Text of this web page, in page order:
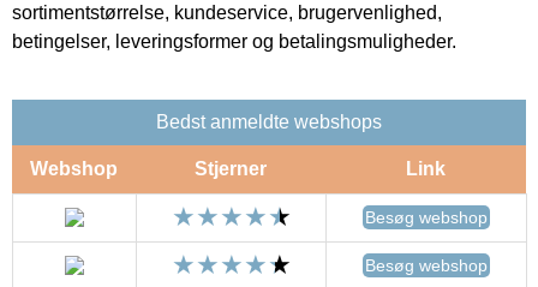
sortimentstørrelse, kundeservice, brugervenlighed,
betingelser, leveringsformer og betalingsmuligheder.
Bedst anmeldte webshops
Webshop Stjerner Link
Besøg webshop
Besøg webshop